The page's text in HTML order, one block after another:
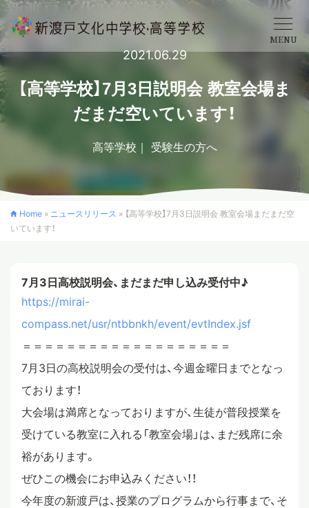
学校概要
中学校
高等学校
入学案内
クロスカリキュラム
ニュース
教員ブログ
在校生・保護者・卒業生の方へ
MENU
2021.06.29
【高等学校】7月3日説明会 教室会場ま
だまだ空いています！
高等学校 受験生の方へ
Home » ニュースリリース » 【高等学校】7月3日説明会 教室会場まだまだ空
いています！
7月3日高校説明会、まだまだ申し込み受付中♪
https://mirai-
compass.net/usr/ntbbnkh/event/evtIndex.jsf
＝＝＝＝＝＝＝＝＝＝＝＝＝＝＝＝＝＝＝
7月3日の高校説明会の受付は、今週金曜日までとなっ
ております！
大会場は満席となっておりますが、生徒が普段授業を
受けている教室に入れる「教室会場」は、まだ残席に余
裕があります。
ぜひこの機会にお申込みください！！
今年度の新渡戸は、授業のプログラムから行事まで、そ